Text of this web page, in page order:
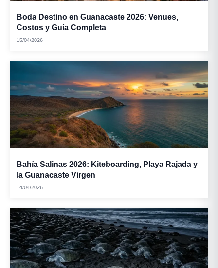
Boda Destino en Guanacaste 2026: Venues,
Costos y Guía Completa
15/04/2026
Bahía Salinas 2026: Kiteboarding, Playa Rajada y
la Guanacaste Virgen
14/04/2026